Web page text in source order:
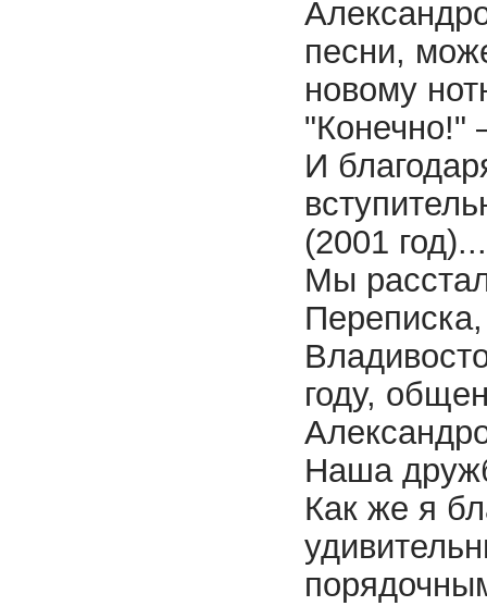
песни,
новому
"Конечно!"
И
(2001 год)...
Мы
году,
Наша
Как же я